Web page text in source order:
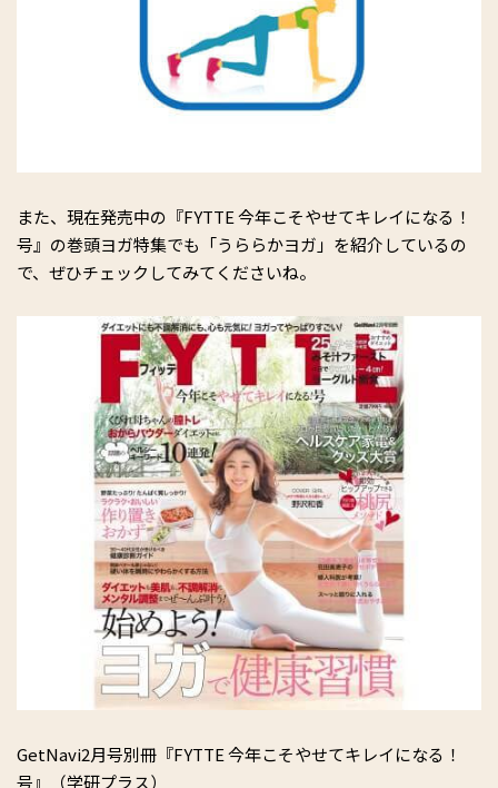
また、現在発売中の『FYTTE 今年こそやせてキレイになる！
号』の巻頭ヨガ特集でも「うららかヨガ」を紹介しているの
で、ぜひチェックしてみてくださいね。
GetNavi2月号別冊『FYTTE 今年こそやせてキレイになる！
号』（学研プラス）